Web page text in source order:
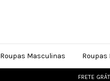
Roupas Masculinas Roupas
FRETE GRÁTIS